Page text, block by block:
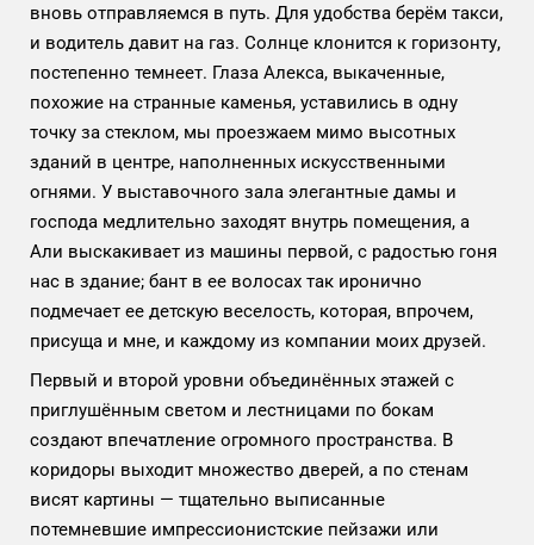
вновь отправляемся в путь. Для удобства берём такси,
и водитель давит на газ. Солнце клонится к горизонту,
постепенно темнеет. Глаза Алекса, выкаченные,
похожие на странные каменья, уставились в одну
точку за стеклом, мы проезжаем мимо высотных
зданий в центре, наполненных искусственными
огнями. У выставочного зала элегантные дамы и
господа медлительно заходят внутрь помещения, а
Али выскакивает из машины первой, с радостью гоня
нас в здание; бант в ее волосах так иронично
подмечает ее детскую веселость, которая, впрочем,
присуща и мне, и каждому из компании моих друзей.
Первый и второй уровни объединённых этажей с
приглушённым светом и лестницами по бокам
создают впечатление огромного пространства. В
коридоры выходит множество дверей, а по стенам
висят картины — тщательно выписанные
потемневшие импрессионистские пейзажи или